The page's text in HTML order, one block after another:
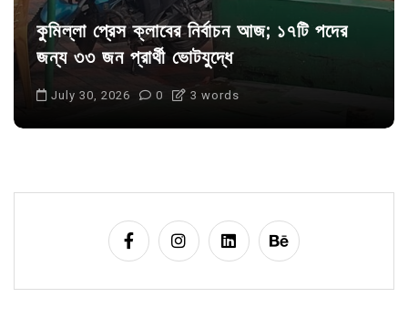
কুমিল্লা প্রেস ক্লাবের নির্বাচন আজ; ১৭টি পদের
জন্য ৩৩ জন প্রার্থী ভোটযুদ্ধে
July 30, 2026 0 3 words